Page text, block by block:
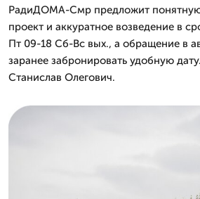
РадиДОМА-Смр предложит
проект и аккуратное возведение в
Пт 09-18 Сб-Вс вых., а обращение в
заранее забронировать удобную
Станислав Олегович.